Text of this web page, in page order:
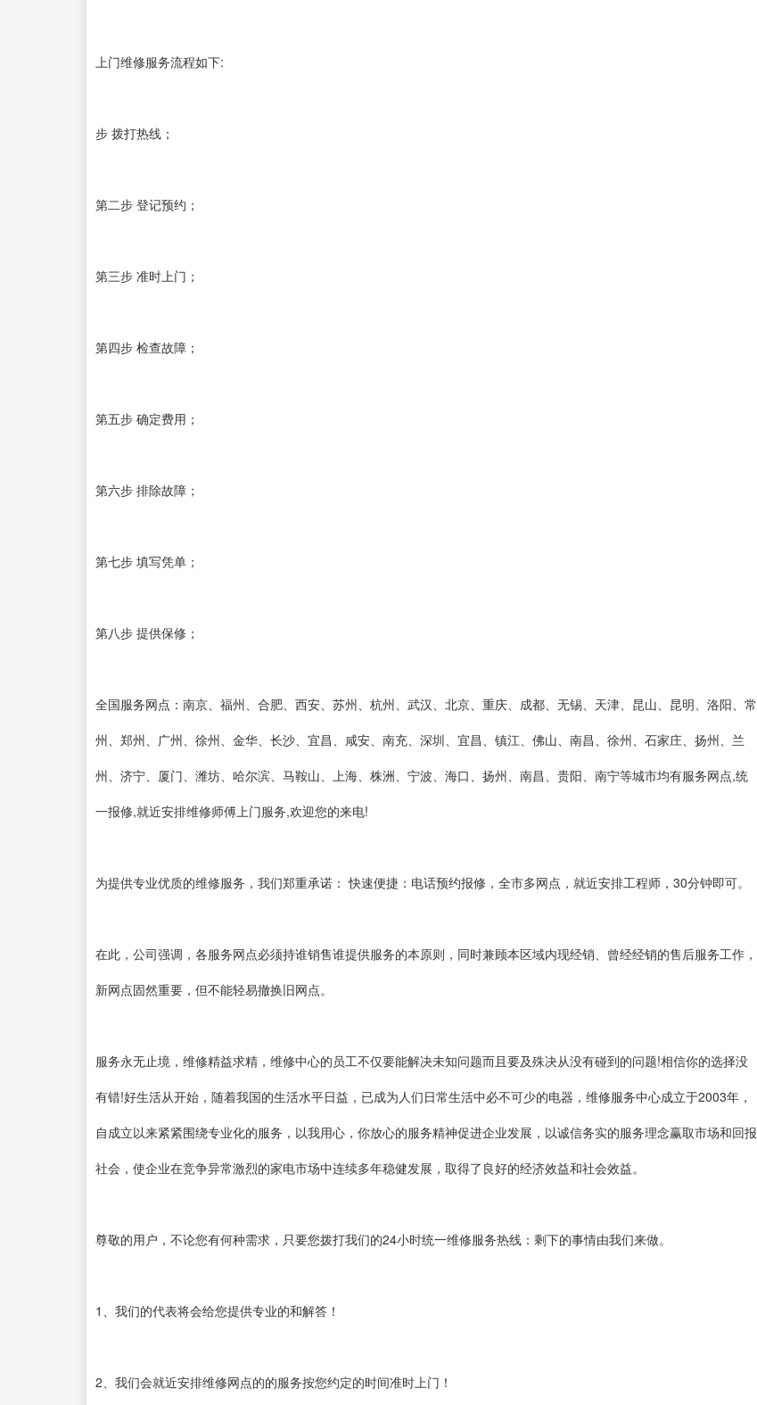
上门维修服务流程如下:
步 拨打热线；
第二步 登记预约；
第三步 准时上门；
第四步 检查故障；
第五步 确定费用；
第六步 排除故障；
第七步 填写凭单；
第八步 提供保修；
全国服务网点：南京、福州、合肥、西安、苏州、杭州、武汉、北京、重庆、成都、无锡、天津、昆山、昆明、洛阳、常
州、郑州、广州、徐州、金华、长沙、宜昌、咸安、南充、深圳、宜昌、镇江、佛山、南昌、徐州、石家庄、扬州、兰
州、济宁、厦门、潍坊、哈尔滨、马鞍山、上海、株洲、宁波、海口、扬州、南昌、贵阳、南宁等城市均有服务网点,统
一报修,就近安排维修师傅上门服务,欢迎您的来电!
为提供专业优质的维修服务，我们郑重承诺： 快速便捷：电话预约报修，全市多网点，就近安排工程师，30分钟即可。
在此，公司强调，各服务网点必须持谁销售谁提供服务的本原则，同时兼顾本区域内现经销、曾经经销的售后服务工作，
新网点固然重要，但不能轻易撤换旧网点。
服务永无止境，维修精益求精，维修中心的员工不仅要能解决未知问题而且要及殊决从没有碰到的问题!相信你的选择没
有错!好生活从开始，随着我国的生活水平日益，已成为人们日常生活中必不可少的电器，维修服务中心成立于2003年，
自成立以来紧紧围绕专业化的服务，以我用心，你放心的服务精神促进企业发展，以诚信务实的服务理念赢取市场和回报
社会，使企业在竞争异常激烈的家电市场中连续多年稳健发展，取得了良好的经济效益和社会效益。
尊敬的用户，不论您有何种需求，只要您拨打我们的24小时统一维修服务热线：剩下的事情由我们来做。
1、我们的代表将会给您提供专业的和解答！
2、我们会就近安排维修网点的的服务按您约定的时间准时上门！